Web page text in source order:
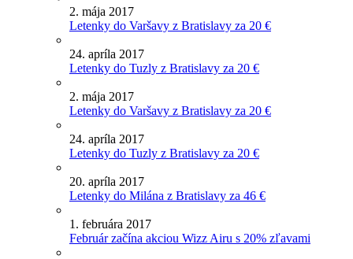
2. mája 2017
Letenky do Varšavy z Bratislavy za 20 €
24. apríla 2017
Letenky do Tuzly z Bratislavy za 20 €
2. mája 2017
Letenky do Varšavy z Bratislavy za 20 €
24. apríla 2017
Letenky do Tuzly z Bratislavy za 20 €
20. apríla 2017
Letenky do Milána z Bratislavy za 46 €
1. februára 2017
Február začína akciou Wizz Airu s 20% zľavami